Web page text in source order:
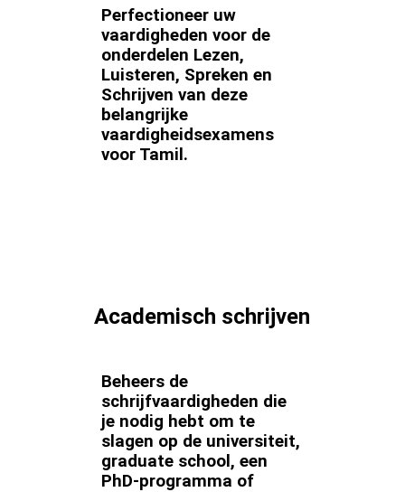
Perfectioneer uw
vaardigheden voor de
onderdelen Lezen,
Luisteren, Spreken en
Schrijven van deze
belangrijke
vaardigheidsexamens
voor Tamil.
Academisch schrijven
Beheers de
schrijfvaardigheden die
je nodig hebt om te
slagen op de universiteit,
graduate school, een
PhD-programma of